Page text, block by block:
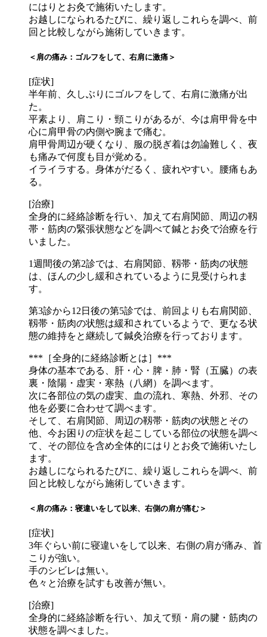
にはりとお灸で施術いたします。
お越しになられるたびに、繰り返しこれらを調べ、前
回と比較しながら施術していきます。
＜肩の痛み：ゴルフをして、右肩に激痛＞
[症状]
半年前、久しぶりにゴルフをして、右肩に激痛が出
た。
平素より、肩こり・頸こりがあるが、今は肩甲骨を中
心に肩甲骨の内側や腕まで痛む。
肩甲骨周辺が硬くなり、服の脱ぎ着は勿論難しく、夜
も痛みで何度も目が覚める。
イライラする。身体がだるく、疲れやすい。腰痛もあ
る。
[治療]
全身的に経絡診断を行い、加えて右肩関節、周辺の靱
帯・筋肉の緊張状態などを調べて鍼とお灸で治療を行
いました。
1週間後の第2診では、右肩関節、靱帯・筋肉の状態
は、ほんの少し緩和されているように見受けられま
す。
第3診から12日後の第5診では、前回よりも右肩関節、
靱帯・筋肉の状態は緩和されているようで、更なる状
態の維持をと継続して鍼灸治療を行っております。
***［全身的に経絡診断とは］***
身体の基本である、肝・心・脾・肺・腎（五臓）の表
裏・陰陽・虚実・寒熱（八網）を調べます。
次に各部位の気の虚実、血の流れ、寒熱、外邪、その
他を必要に合わせて調べます。
そして、右肩関節、周辺の靱帯・筋肉の状態とその
他、今お困りの症状を起こしている部位の状態を調べ
て、その部位を含め全体的にはりとお灸で施術いたし
ます。
お越しになられるたびに、繰り返しこれらを調べ、前
回と比較しながら施術していきます。
＜肩の痛み：寝違いをして以来、右側の肩が痛む＞
[症状]
3年ぐらい前に寝違いをして以来、右側の肩が痛み、首
こりが強い。
手のシビレは無い。
色々と治療を試すも改善が無い。
[治療]
全身的に経絡診断を行い、加えて頸・肩の腱・筋肉の
状態を調べました。